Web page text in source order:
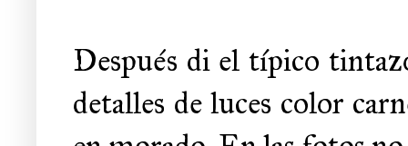
Después di el típico
detalles de luces color